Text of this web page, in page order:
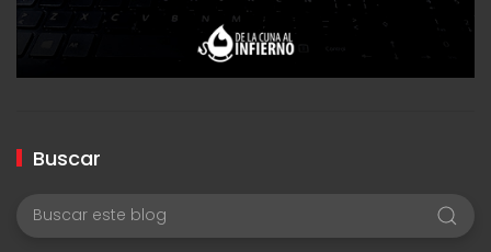
Buscar